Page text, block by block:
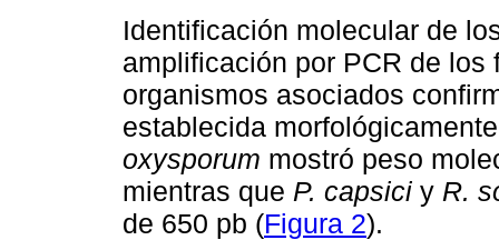
Identificación molecular de
amplificación por PCR de los
organismos asociados
establecida
oxysporum mostró peso
mientras que P. capsici y R.
de 650 pb (Figura 2).